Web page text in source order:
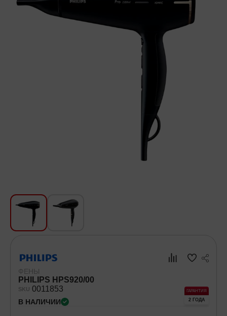
Для кухни
Текстиль
Посуда
Самокаты и Гироскутеры
ФЕНЫ
PHILIPS HPS920/00
SKU 0011853
В НАЛИЧИИ
ГАРАНТИЯ
2 ГОДА